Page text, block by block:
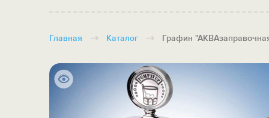
Главная Каталог Графин